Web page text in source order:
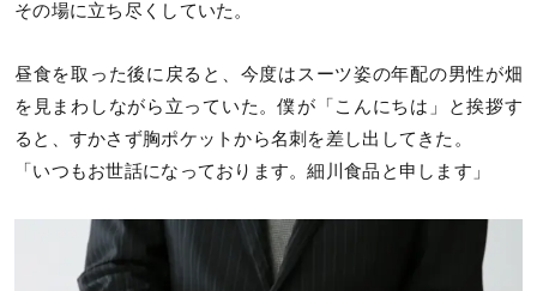
その場に立ち尽くしていた。
昼食を取った後に戻ると、今度はスーツ姿の年配の男性が畑
を見まわしながら立っていた。僕が「こんにちは」と挨拶す
ると、すかさず胸ポケットから名刺を差し出してきた。
「いつもお世話になっております。細川食品と申します」